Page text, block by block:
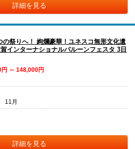
詳細を見る
の祭りへ！ 絢爛豪華！ユネスコ無形文化遺
インターナショナルバルーンフェスタ 3日
～ 148,000円
11月
詳細を見る